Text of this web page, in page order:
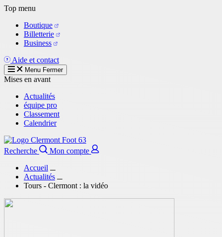
Aller
contenu
principal
Top menu
Boutique
Billetterie
Business
Aide et contact
Menu Fermer
Mises en avant
Actualités
équipe pro
Classement
Calendrier
Recherche
Mon compte
Accueil
Actualités
Tours - Clermont : la vidéo